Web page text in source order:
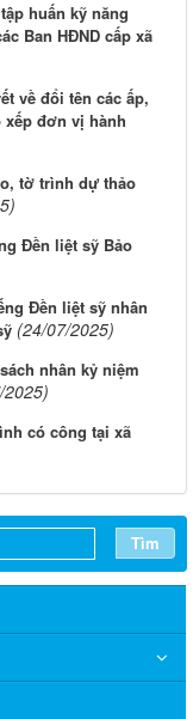
huấn kỹ năng
Ban HĐND cấp xã
về đổi tên các ấp,
xếp đơn vị hành
tờ trình dự thảo
Đền liệt sỹ Bảo
Đền liệt sỹ nhân
(24/07/2025)
nhân kỷ niệm
2025)
có công tại xã
Tìm